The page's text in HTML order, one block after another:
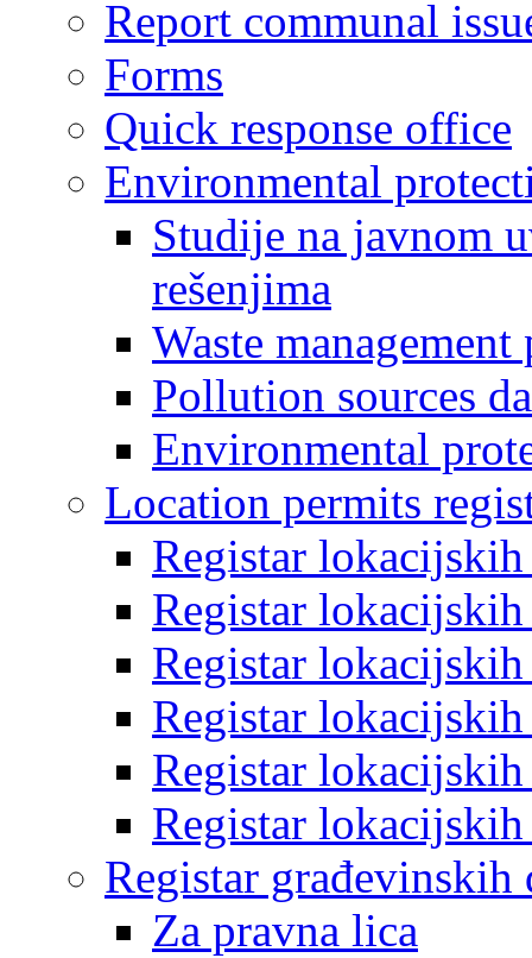
Report communal
Forms
Quick response office
Environmental
Studije na javnom
rešenjima
Waste management
Pollution sources
Environmental
Location permits
Registar
Registar
Registar
Registar
Registar
Registar
Registar građevinskih
Za pravna lica